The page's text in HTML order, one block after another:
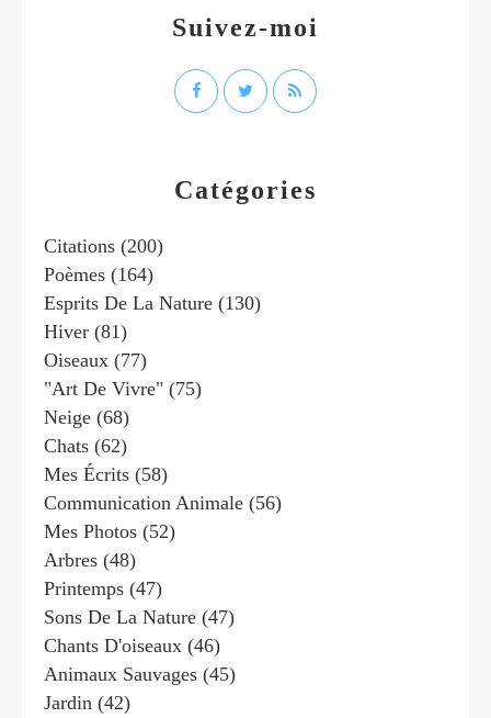
Catégories
Citations (200)
Poèmes (164)
Esprits De La Nature (130)
Hiver (81)
Oiseaux (77)
"art De Vivre" (75)
Neige (68)
Chats (62)
Mes Écrits (58)
Communication Animale (56)
Mes Photos (52)
Arbres (48)
Printemps (47)
Sons De La Nature (47)
Chants D'oiseaux (46)
Animaux Sauvages (45)
Jardin (42)
Suivez-moi